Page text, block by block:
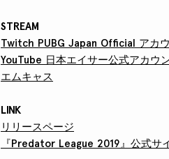
STREAM
Twitch PUBG Japan Official アカ
YouTube 日本エイサー公式アカウ
エムキャス
LINK
リリースページ
『Predator League 2019』公式サ